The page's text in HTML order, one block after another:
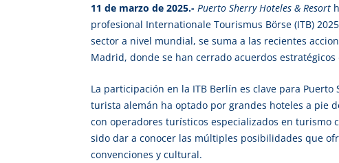
11 de marzo de 2025.- Puerto Sherry Hoteles & Resort
profesional Internationale Tourismus Börse (ITB)
sector a nivel mundial, se suma a las recientes
Madrid, donde se han cerrado acuerdos
La participación en la ITB Berlín es clave para
turista alemán ha optado por grandes hoteles a pie
con operadores turísticos especializados en turismo
sido dar a conocer las múltiples posibilidades que
convenciones y cultural.